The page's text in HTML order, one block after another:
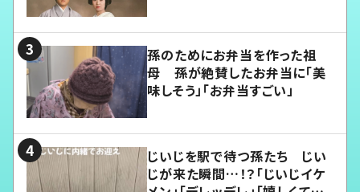
孫のためにお弁当を作った祖
母 孫が絶賛したお弁当に「美
味しそう」「お弁当すごい」
じいじを駅で待つ孫たち じい
じが来た瞬間…！？「じいじイケ